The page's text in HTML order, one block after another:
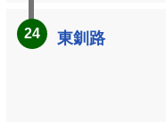
24 東釧路